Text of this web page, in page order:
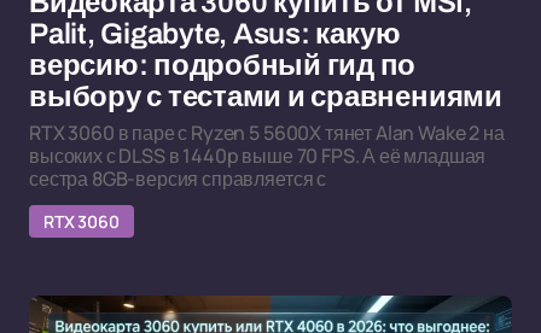
Palit, Gigabyte, Asus: какую
версию: подробный гид по
выбору с тестами и сравнениями
RTX 3060 в паре с Ryzen 5 5600X тянет Alan Wake 2 на
высоких с DLSS в 1440p выше 70 FPS. А её младшая
сестра 8GB-версия справляется с
RTX 3060